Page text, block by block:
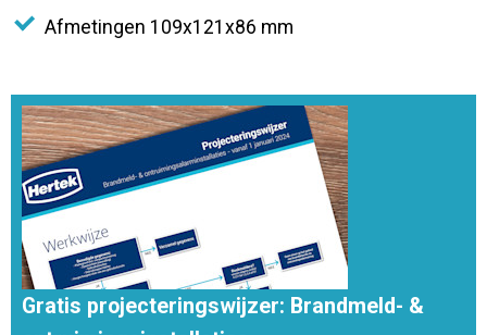
Afmetingen 109x121x86 mm
Gratis projecteringswijzer: Brandmeld- &